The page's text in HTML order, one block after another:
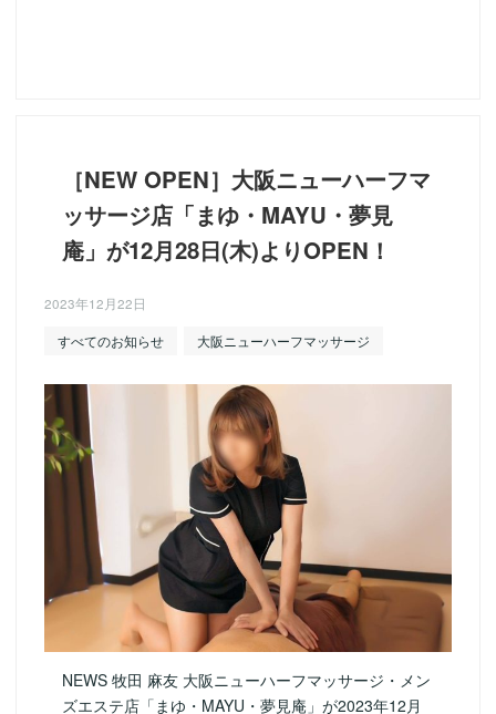
［NEW OPEN］大阪ニューハーフマ
ッサージ店「まゆ・MAYU・夢見
庵」が12月28日(木)よりOPEN！
2023年12月22日
すべてのお知らせ
大阪ニューハーフマッサージ
NEWS 牧田 麻友 大阪ニューハーフマッサージ・メン
ズエステ店「まゆ・MAYU・夢見庵」が2023年12月